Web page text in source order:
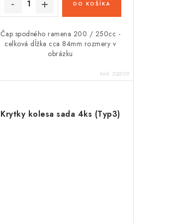
DO KOŠÍKA
Čap spodného ramena 200 / 250cc -
celková dĺžka cca 84mm rozmery v
obrázku
Kód: ZQ5129
Krytky kolesa sada 4ks (Typ3)